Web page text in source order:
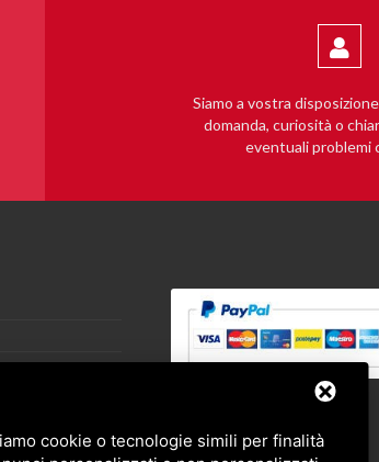
Siamo a vostra
domanda, curiosità o
eventuali problemi
cookie o tecnologie simili per finalità